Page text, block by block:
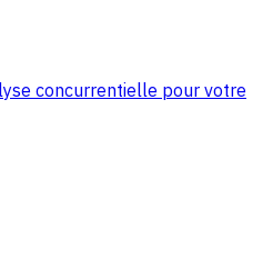
concurrentielle pour votre